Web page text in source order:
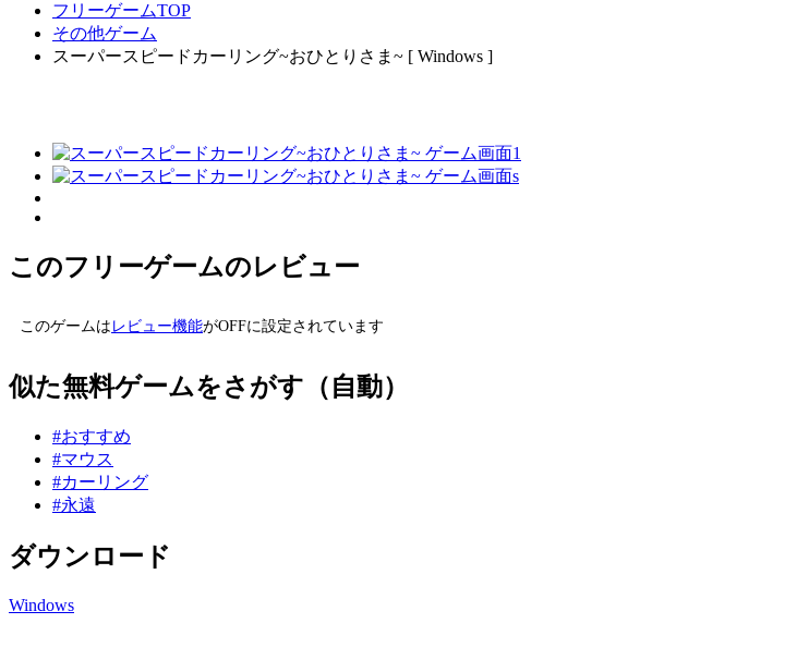
フリーゲームTOP
その他ゲーム
スーパースピードカーリング~おひとりさま~ [ Windows ]
このフリーゲームのレビュー
このゲームは レビュー機能がOFFに設定されています
似た無料ゲームをさがす（自動）
#おすすめ
#マウス
#カーリング
#永遠
ダウンロード
Windows